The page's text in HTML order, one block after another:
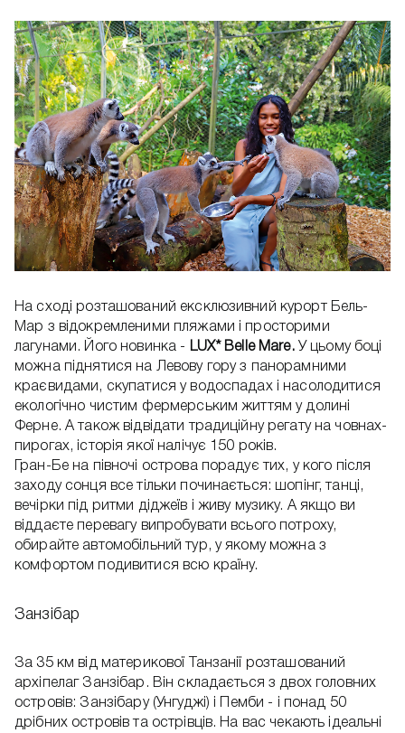
На сході розташований ексклюзивний курорт Бель-
Мар з відокремленими пляжами і просторими
лагунами. Його новинка - LUX* Belle Mare.У цьому боці
можна піднятися на Левову гору з панорамними
краєвидами, скупатися у водоспадах і насолодитися
екологічно чистим фермерським життям у долині
Ферне. А також відвідати традиційну регату на човнах-
пирогах, історія якої налічує 150 років.
Гран-Бе на півночі острова порадує тих, у кого після
заходу сонця все тільки починається: шопінг, танці,
вечірки під ритми діджеїв і живу музику. А якщо ви
віддаєте перевагу випробувати всього потроху,
обирайте автомобільний тур, у якому можна з
комфортом подивитися всю країну.
Занзібар
За 35 км від материкової Танзанії розташований
архіпелаг Занзібар. Він складається з двох головних
островів: Занзібару (Унгуджі) і Пемби - і понад 50
дрібних островів та острівців. На вас чекають ідеальні